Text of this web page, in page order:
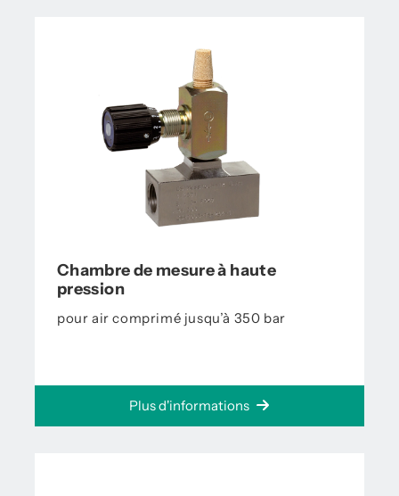
Chambre de mesure à haute
pression
pour air comprimé jusqu’à 350 bar
Plus d'informations